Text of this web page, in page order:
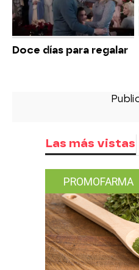
Doce días para regalar
Las más vistas
PROMOFARMA